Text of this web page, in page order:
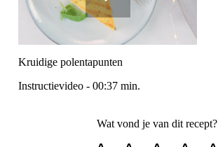
Kruidige polentapunten
Instructievideo - 00:37 min.
Wat vond je van dit recept?